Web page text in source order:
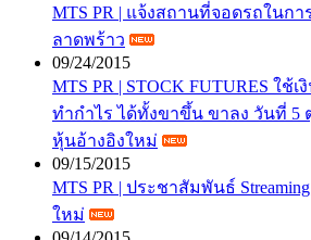
MTS PR | แจ้งสถานที่จอดรถในก
ลาดพร้าว
09/24/2015
MTS PR | STOCK FUTURES ใ
ทำกำไร ได้ทั้งขาขึ้น ขาลง วันที่ 5
หุ้นอ้างอิงใหม่
09/15/2015
MTS PR | ประชาสัมพันธ์
ใหม่